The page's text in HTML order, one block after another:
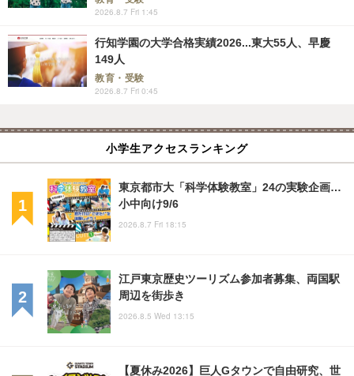
2026.8.7 Fri 1:45
行知学園の大学合格実績2026...東大55人、早慶
149人
教育・受験
2026.8.7 Fri 0:45
小学生アクセスランキング
東京都市大「科学体験教室」24の実験企画…
小中向け9/6
2026.8.7 Fri 18:15
江戸東京歴史ツーリズム参加者募集、両国駅
周辺を街歩き
2026.8.5 Wed 13:15
【夏休み2026】巨人Gタウンで自由研究、世